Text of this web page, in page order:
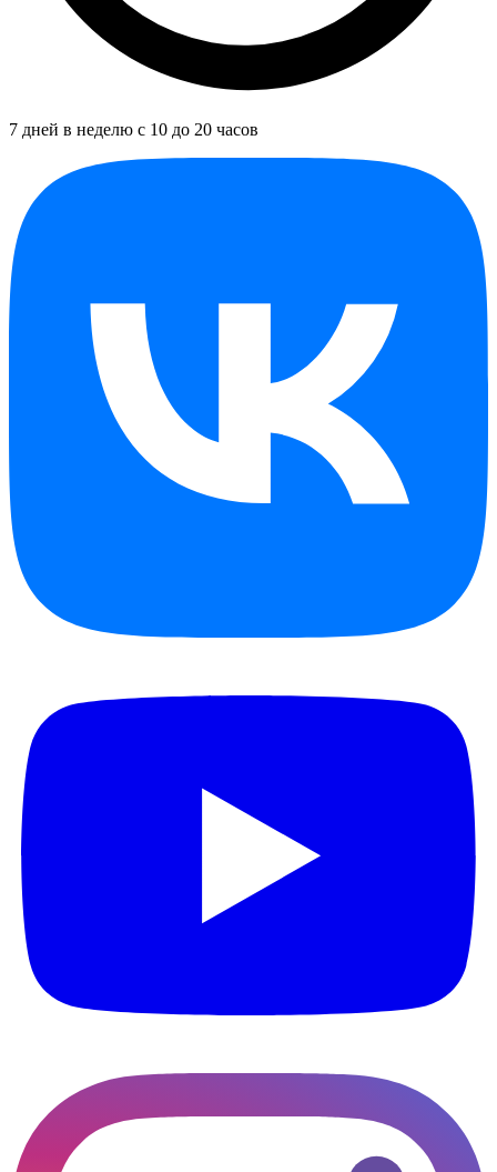
7 дней в неделю с 10 до 20 часов